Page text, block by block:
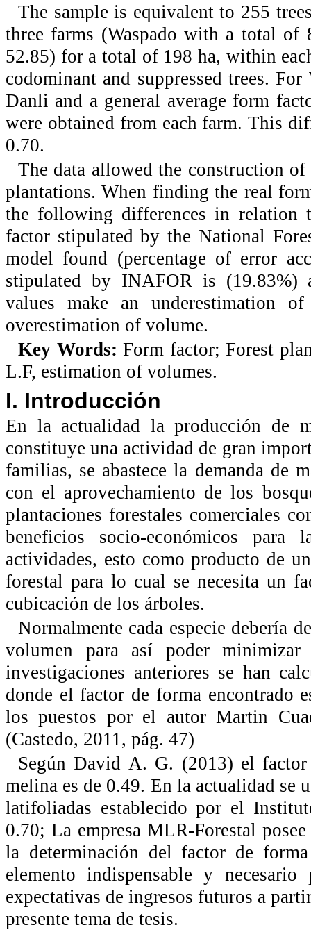
The sample is equivalent to 255
three farms (Waspado with a total
52.85) for a total of 198 ha, within
codominant and suppressed trees.
Danli and a general average form
were obtained from each farm. This
0.70.
The data allowed the construction
plantations. When finding the real
the following differences in relation
factor stipulated by the National
model found (percentage of error
stipulated by INAFOR is (19.83%)
values make an underestimation
overestimation of volume.
Key Words:Form factor; Forest
L.F, estimation of volumes.
I. Introducción
En la actualidad la producción de
constituye una actividad de gran
familias, se abastece la demanda de
con el aprovechamiento de los
plantaciones forestales comerciales
beneficios socio-económicos
actividades, esto como producto de
forestal para lo cual se necesita un
cubicación de los árboles.
Normalmente cada especie debería
volumen para así poder
investigaciones anteriores se han
donde el factor de forma encontrado
los puestos por el autor Martin
(Castedo, 2011, pág. 47)
Según David A. G. (2013) el
melina es de 0.49. En la actualidad se
latifoliadas establecido por el
0.70; La empresa MLR-Forestal
la determinación del factor de
elemento indispensable y
expectativas de ingresos futuros a
presente tema de tesis.